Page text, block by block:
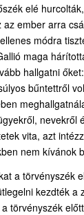
elé
az ember arra
módra
maga
hallgatni
bűntettről
nevekről
vita, azt
nem kívánok
a törvényszék
kezdték a
törvényszék